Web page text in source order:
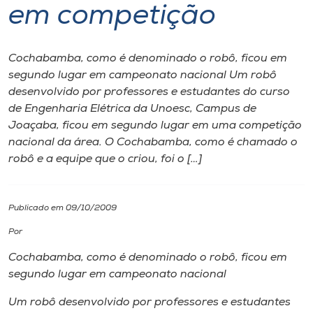
Atendimento ao Estudante
Portal de Ensino
A
Unoesc
Internacionalização
Cultura
em competição
Cochabamba, como é denominado o robô, ficou em
segundo lugar em campeonato nacional Um robô
desenvolvido por professores e estudantes do curso
de Engenharia Elétrica da Unoesc, Campus de
Joaçaba, ficou em segundo lugar em uma competição
nacional da área. O Cochabamba, como é chamado o
robô e a equipe que o criou, foi o […]
Publicado em 09/10/2009
Por
Cochabamba, como é denominado o robô, ficou em
segundo lugar em campeonato nacional
Um robô desenvolvido por professores e estudantes